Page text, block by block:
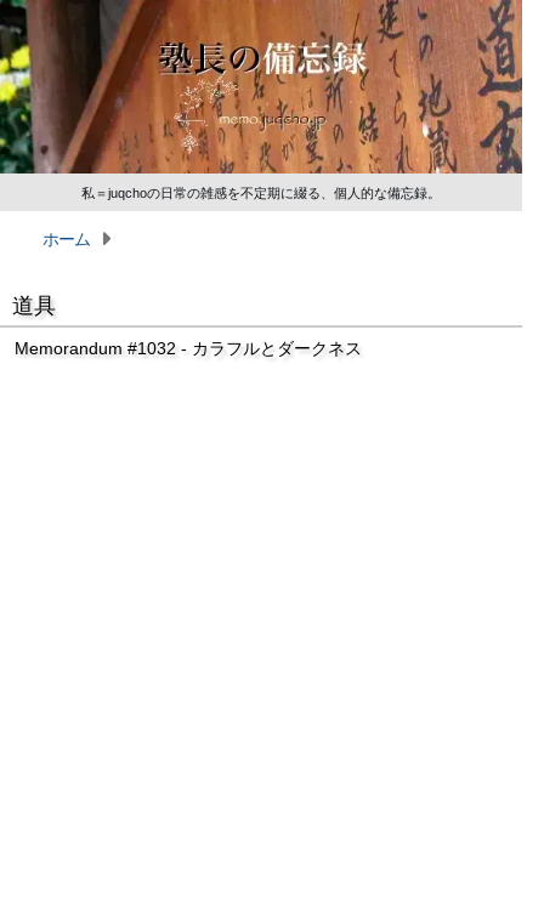
私＝juqchoの日常の雑感を不定期に綴る、個人的な備忘録。
ホーム
道具
Memorandum #1032 - カラフルとダークネス